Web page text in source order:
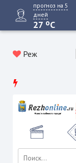
прогноз на 5
дней
27 oC
Реж
Режевской